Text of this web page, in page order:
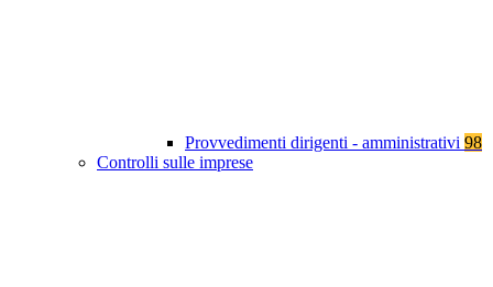
Provvedimenti dirigenti - amministrativi 98
Controlli sulle imprese